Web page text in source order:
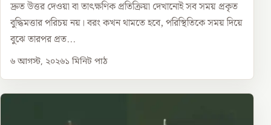
দ্রুত উত্তর দেওয়া বা তাৎক্ষণিক প্রতিক্রিয়া দেখানোই সব সময় প্রকৃত
বুদ্ধিমত্তার পরিচয় নয়। বরং কখন থামতে হবে, পরিস্থিতিকে সময় দিয়ে
বুঝে তারপর প্রত...
৬ আগস্ট, ২০২৬১ মিনিট পাঠ